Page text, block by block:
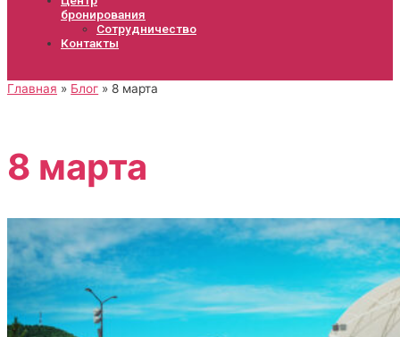
бронирования
Сотрудничество
Контакты
Главная Блог 8 марта
8 марта